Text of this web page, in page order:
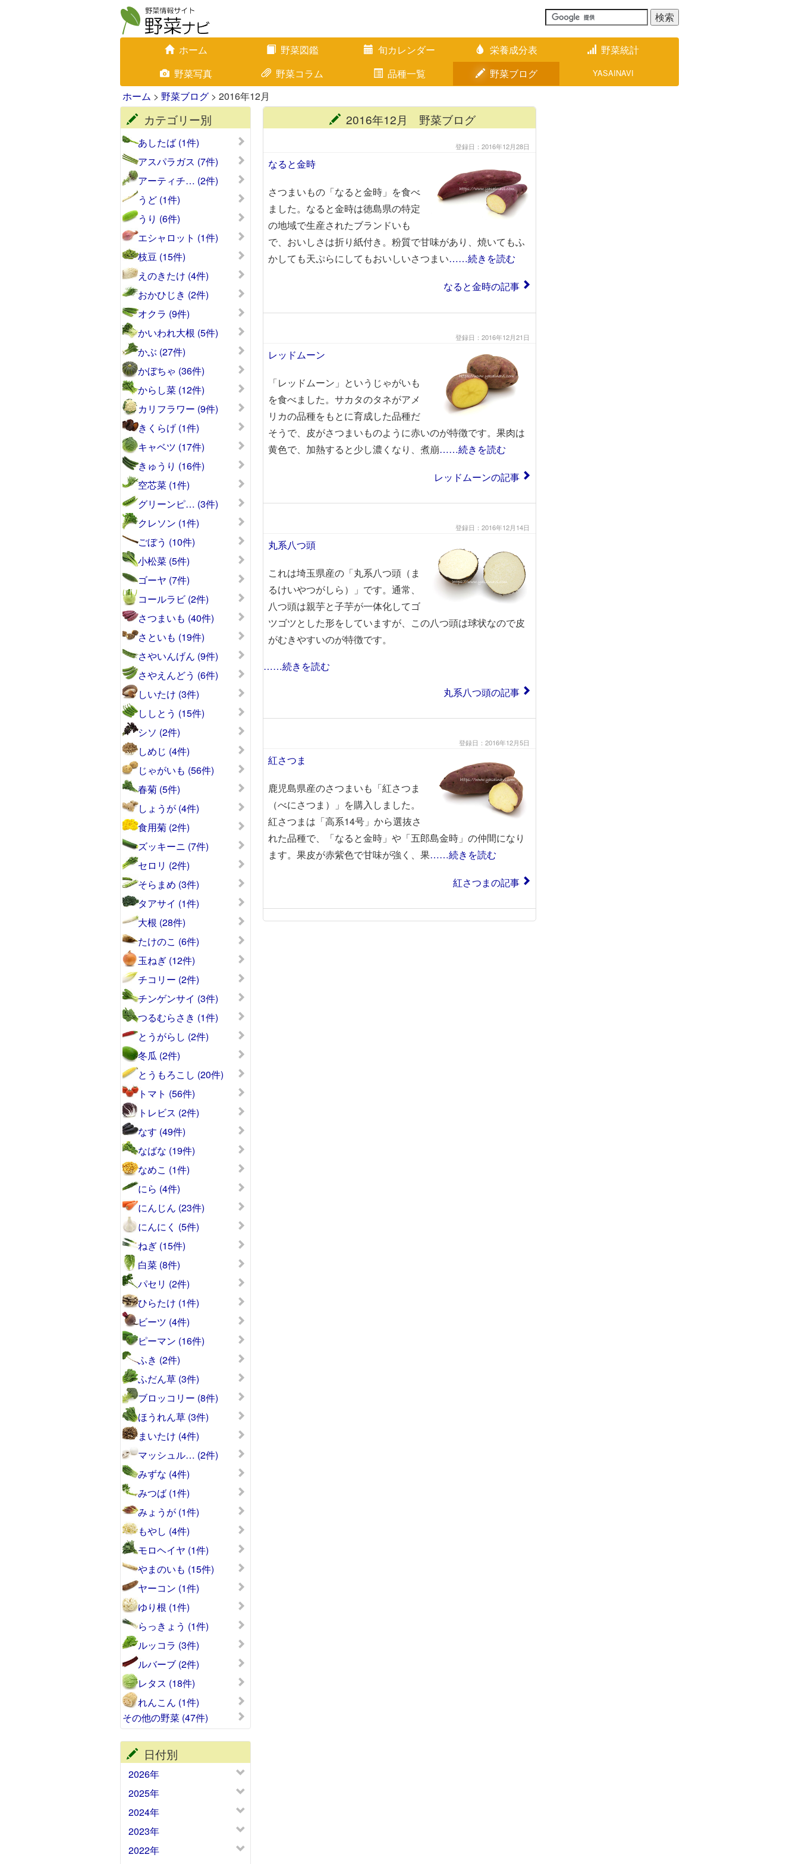
ホーム 野菜図鑑 旬カレンダー 栄養成分表
野菜統計
野菜写真
野菜コラム 品種一覧 野菜ブログ YASAINAVI
ホーム > 野菜ブログ > 2016年12月
カテゴリー別
あしたば (1件)
アスパラガス (7件)
アーティチ… (2件)
うど (1件)
うり (6件)
エシャロット (1件)
枝豆 (15件)
えのきたけ (4件)
おかひじき (2件)
オクラ (9件)
かいわれ大根 (5件)
かぶ (27件)
かぼちゃ (36件)
からし菜 (12件)
カリフラワー (9件)
きくらげ (1件)
キャベツ (17件)
きゅうり (16件)
空芯菜 (1件)
グリーンピ… (3件)
クレソン (1件)
ごぼう (10件)
小松菜 (5件)
ゴーヤ (7件)
コールラビ (2件)
さつまいも (40件)
さといも (19件)
さやいんげん (9件)
さやえんどう (6件)
しいたけ (3件)
ししとう (15件)
シソ (2件)
しめじ (4件)
じゃがいも (56件)
春菊 (5件)
しょうが (4件)
食用菊 (2件)
ズッキーニ (7件)
セロリ (2件)
そらまめ (3件)
タアサイ (1件)
大根 (28件)
たけのこ (6件)
玉ねぎ (12件)
チコリー (2件)
チンゲンサイ (3件)
つるむらさき (1件)
とうがらし (2件)
冬瓜 (2件)
とうもろこし (20件)
トマト (56件)
トレビス (2件)
なす (49件)
なばな (19件)
なめこ (1件)
にら (4件)
にんじん (23件)
にんにく (5件)
ねぎ (15件)
白菜 (8件)
パセリ (2件)
ひらたけ (1件)
ビーツ (4件)
ピーマン (16件)
ふき (2件)
ふだん草 (3件)
ブロッコリー (8件)
ほうれん草 (3件)
まいたけ (4件)
マッシュル… (2件)
みずな (4件)
みつば (1件)
みょうが (1件)
もやし (4件)
モロヘイヤ (1件)
やまのいも (15件)
ヤーコン (1件)
ゆり根 (1件)
らっきょう (1件)
ルッコラ (3件)
ルバーブ (2件)
レタス (18件)
れんこん (1件)
その他の野菜 (47件)
日付別
2026年
2025年
2024年
2023年
2022年
2016年12月 野菜ブログ
登録日：2016年12月28日
なると金時
さつまいもの「なると金時」を食べ
ました。なると金時は徳島県の特定
の地域で生産されたブランドいも
で、おいしさは折り紙付き。粉質で甘味があり、焼いてもふ
かしても天ぷらにしてもおいしいさつまい……続きを読む
なると金時の記事
登録日：2016年12月21日
レッドムーン
「レッドムーン」というじゃがいも
を食べました。サカタのタネがアメ
リカの品種をもとに育成した品種だ
そうで、皮がさつまいものように赤いのが特徴です。果肉は
黄色で、加熱すると少し濃くなり、煮崩……続きを読む
レッドムーンの記事
登録日：2016年12月14日
丸系八つ頭
これは埼玉県産の「丸系八つ頭（ま
るけいやつがしら）」です。通常、
八つ頭は親芋と子芋が一体化してゴ
ツゴツとした形をしていますが、この八つ頭は球状なので皮
がむきやすいのが特徴です。
……続きを読む
丸系八つ頭の記事
登録日：2016年12月5日
紅さつま
鹿児島県産のさつまいも「紅さつま
（べにさつま）」を購入しました。
紅さつまは「高系14号」から選抜さ
れた品種で、「なると金時」や「五郎島金時」の仲間になり
ます。果皮が赤紫色で甘味が強く、果……続きを読む
紅さつまの記事